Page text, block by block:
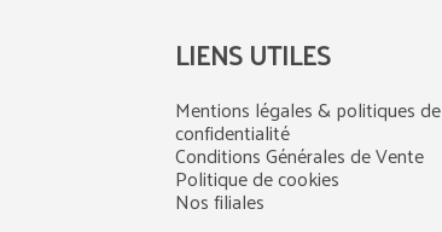
LIENS UTILES
Mentions légales & politiques de
confidentialité
Conditions Générales de Vente
Politique de cookies
Nos filiales